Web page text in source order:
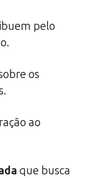
pelo
os
ao
que busca